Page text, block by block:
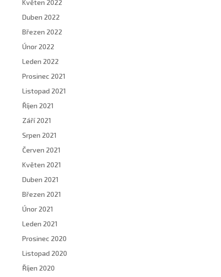
Květen 2022
Duben 2022
Březen 2022
Únor 2022
Leden 2022
Prosinec 2021
Listopad 2021
Říjen 2021
Září 2021
Srpen 2021
Červen 2021
Květen 2021
Duben 2021
Březen 2021
Únor 2021
Leden 2021
Prosinec 2020
Listopad 2020
Říjen 2020